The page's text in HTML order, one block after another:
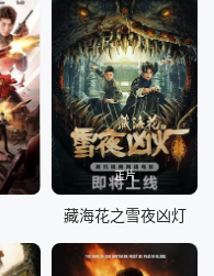
正片
藏海花之雪夜凶灯